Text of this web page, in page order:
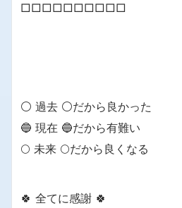
□□□□□□□□□□
⚪ 過去 ⚪だから良かった
🔵 現在 🔵だから有難い
🌕 未来 🌕だから良くなる
🍀 全てに感謝 🍀